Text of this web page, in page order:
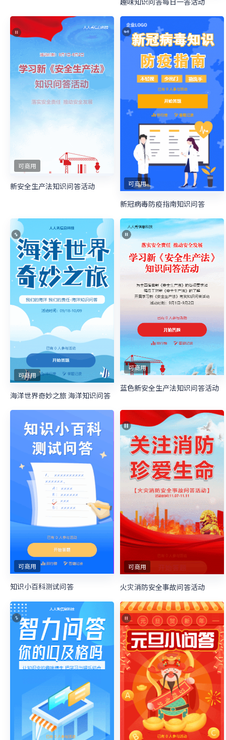
可商用
新安全生产法知识问答活动 可商用
新冠病毒防疫指南知识问答
可商用
海洋世界奇妙之旅 海洋知识问答
可商用
蓝色新安全生产法知识问答活动
可商用
知识小百科测试问答
可商用
火灾消防安全事故问答活动